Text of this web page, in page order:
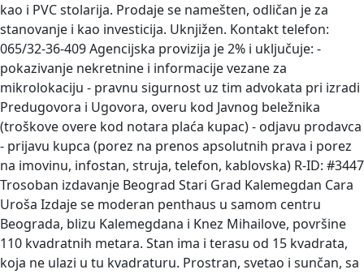
kao i PVC stolarija. Prodaje se namešten, odličan je za
stanovanje i kao investicija. Uknjižen. Kontakt telefon:
065/32-36-409 Agencijska provizija je 2% i uključuje: -
pokazivanje nekretnine i informacije vezane za
mikrolokaciju - pravnu sigurnost uz tim advokata pri izradi
Predugovora i Ugovora, overu kod Javnog beležnika
(troškove overe kod notara plaća kupac) - odjavu prodavca
- prijavu kupca (porez na prenos apsolutnih prava i porez
na imovinu, infostan, struja, telefon, kablovska) R-ID: #3447
Trosoban izdavanje Beograd Stari Grad Kalemegdan Cara
Uroša Izdaje se moderan penthaus u samom centru
Beograda, blizu Kalemegdana i Knez Mihailove, površine
110 kvadratnih metara. Stan ima i terasu od 15 kvadrata,
koja ne ulazi u tu kvadraturu. Prostran, svetao i sunčan, sa